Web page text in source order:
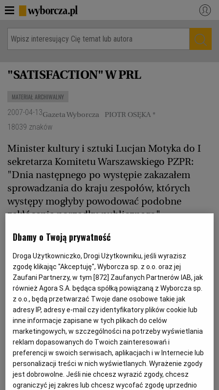
WYBORCZA.PL
Świat Gospodarka
Kultura
Opinie Jutronauci
Osiem dziewięć
BiQdata Akcje społeczne
Więcej
NASZE SERWISY
Serwisy lokalne Wyborcza.pl
BIQdata Jutronauci
Archiwum Inne serwisy
"SATISFACTION" W PRL
MATERIAŁ ARCHIWALNY
Gazeta Wyborcza PIOTR OSĘKA *
2007-04-13
18039 znaków
Minister kultury i sztuki Lucjan Motyka do I
sekretarza Komitetu Warszawskiego PZPR:
"Dnia następnego po występie zakazałem
sprowadzania do kraju zespołów, których
występy mogłyby powodować podobne
zakłócenia porządku publicznego"
Andrzej Rosner, wydawca, a przed 40 laty uczeń
liceum Rejtana, dobrze zapamiętał sceny, które 13
kwietnia 1967 r. rozgrywały się przed Pałacem
Kultury: "Było oczywiste, że tłok będzie duży, ale nie
sądziłem, że aż taki. Szedłem od skrzyżowania
Marszałkowskiej z Alejami Jerozolimskimi i pierwsza
rzecz, jaka mi się rzuciła w oczy, to milicja w pełnym
rynsztunku. Wtedy właśnie po raz pierwszy
zobaczyłem to, co potem miałem okazję oglądać w
marcu 1968 - tarcze, długie bojowe pałki, co
kilkadziesiąt metrów patrole z psami. Dość szokujący
widok".
Dbamy o Twoją prywatność
Droga Użytkowniczko, Drogi Użytkowniku, jeśli wyrazisz
zgodę klikając "Akceptuję", Wyborcza sp. z o.o. oraz jej
Zaufani Partnerzy, w tym [872] Zaufanych Partnerów IAB, jak
również Agora S.A. będąca spółką powiązaną z Wyborcza sp.
z o.o., będą przetwarzać Twoje dane osobowe takie jak
adresy IP, adresy e-mail czy identyfikatory plików cookie lub
inne informacje zapisane w tych plikach do celów
marketingowych, w szczególności na potrzeby wyświetlania
reklam dopasowanych do Twoich zainteresowań i
preferencji w swoich serwisach, aplikacjach i w Internecie lub
personalizacji treści w nich wyświetlanych. Wyrażenie zgody
jest dobrowolne. Jeśli nie chcesz wyrazić zgody, chcesz
ograniczyć jej zakres lub chcesz wycofać zgodę uprzednio